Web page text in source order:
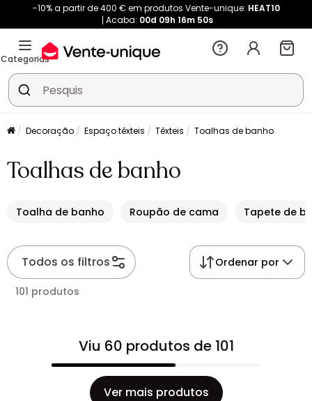
-10% a partir de 400 € em produtos Vente-unique: HEAT10
Acaba: 00d 09h 16m 49s
Categorias
Decoração Espaço têxteis Têxteis Toalhas de banho
Toalhas de banho
Toalha de banho Roupão de cama Tapete de
Todos os filtros Ordenar por
101 produtos
Viu 60 produtos de 101
Ver mais produtos